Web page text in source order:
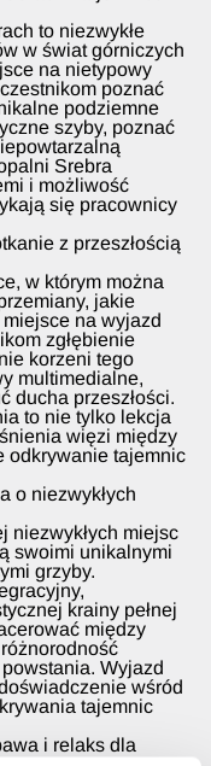
to niezwykłe
w świat górniczych
na nietypowy
poznać
podziemne
szyby, poznać
Srebra
i możliwość
się pracownicy
z przeszłością
w którym można
jakie
miejsce na wyjazd
zgłębienie
korzeni tego
multimedialne,
ducha przeszłości.
to nie tylko lekcja
więzi między
odkrywanie tajemnic
o niezwykłych
niezwykłych miejsc
swoimi unikalnymi
grzyby.
krainy pełnej
między
Wyjazd
wśród
tajemnic
i relaks dla